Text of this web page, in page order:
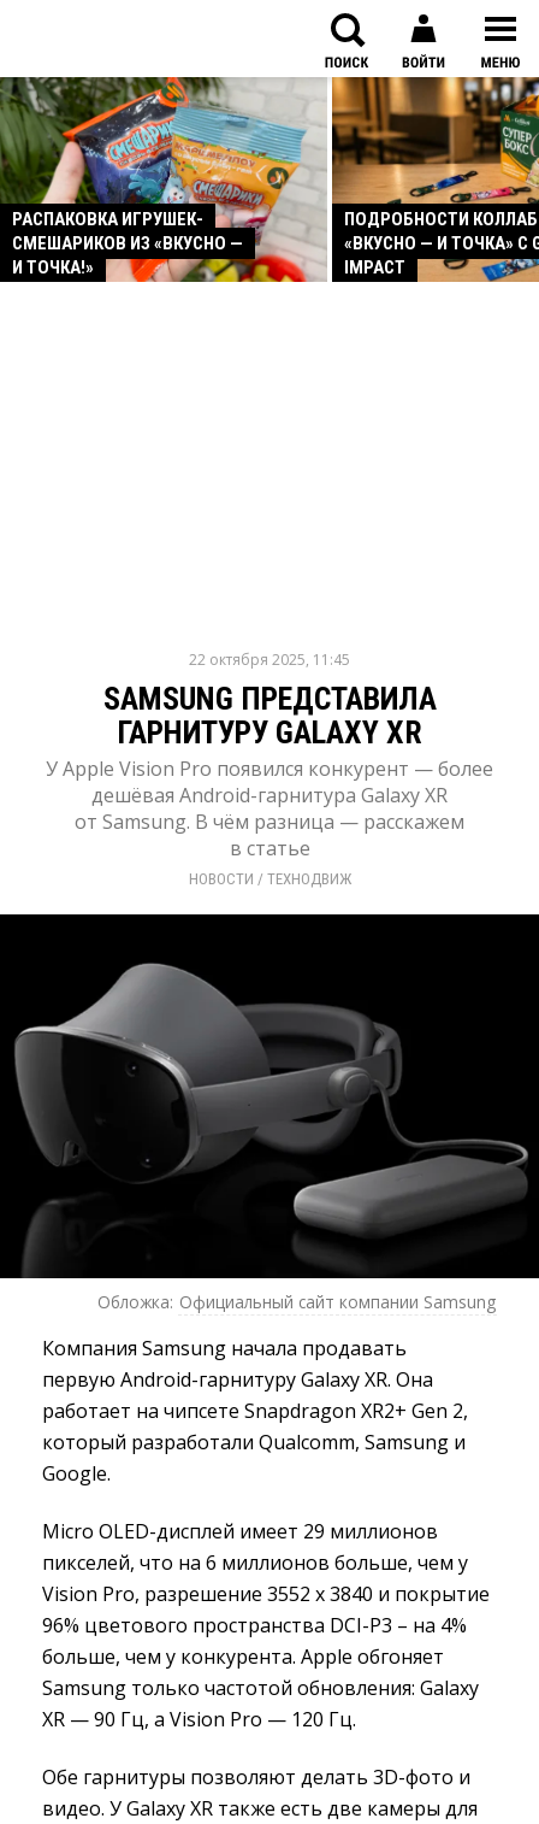
РАСПАКОВКА ИГРУШЕК-
СМЕШАРИКОВ ИЗ «ВКУСНО —
И ТОЧКА!»
ПОДРОБНОСТИ
«ВКУСНО — И ТОЧКА» С
IMPACT
22 октября 2025, 11:45
SAMSUNG ПРЕДСТАВИЛА
ГАРНИТУРУ GALAXY XR
У Apple Vision Pro появился конкурент — более
дешёвая Android-гарнитура Galaxy XR
от Samsung. В чём разница — расскажем
в статье
НОВОСТИ / ТЕХНОДВИЖ
Обложка: Официальный сайт компании Samsung
Компания Samsung начала продавать
первую Android-гарнитуру Galaxy XR. Она
работает на чипсете Snapdragon XR2+ Gen 2,
который разработали Qualcomm, Samsung и
Google.
Micro OLED-дисплей имеет 29 миллионов
пикселей, что на 6 миллионов больше, чем у
Vision Pro, разрешение 3552 x 3840 и покрытие
96% цветового пространства DCI-P3 – на 4%
больше, чем у конкурента. Apple обгоняет
Samsung только частотой обновления: Galaxy
XR — 90 Гц, а Vision Pro — 120 Гц.
Обе гарнитуры позволяют делать 3D-фото и
видео. У Galaxy XR также есть две камеры для